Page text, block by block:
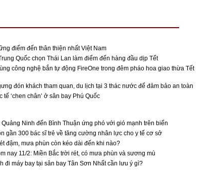
điểm đến thân thiện nhất Việt Nam
Quốc chọn Thái Lan làm điểm đến hàng đầu dịp Tết
công nghệ bắn tự động FireOne trong đêm pháo hoa giao thừa Tết
đón khách tham quan, du lịch tại 3 thác nước để đảm bảo an toàn
tế ‘chen chân’ ở sân bay Phú Quốc
Ninh đến Bình Thuận ứng phó với gió mạnh trên biển
gần 300 bác sĩ trẻ về tăng cường nhân lực cho y tế cơ sở
đậm, mưa phùn còn kéo dài đến khi nào?
nay 11/2: Miền Bắc trời rét, có mưa phùn và sương mù
đi máy bay tại sân bay Tân Sơn Nhất cần lưu ý gì?